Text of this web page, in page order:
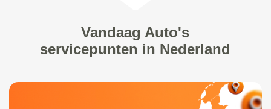
Vandaag Auto's
servicepunten in Nederland